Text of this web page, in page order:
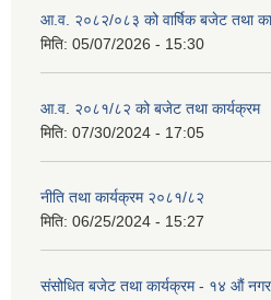
आ.व. २०८२/०८३ को वार्षिक बजेट तथा
मिति: 05/07/2026 - 15:30
आ.व. २०८१/८२ को बजेट तथा कार्यक्रम
मिति: 07/30/2024 - 17:05
नीति तथा कार्यक्रम २०८१/८२
मिति: 06/25/2024 - 15:27
संसोधित बजेट तथा कार्यक्रम - १४ औं